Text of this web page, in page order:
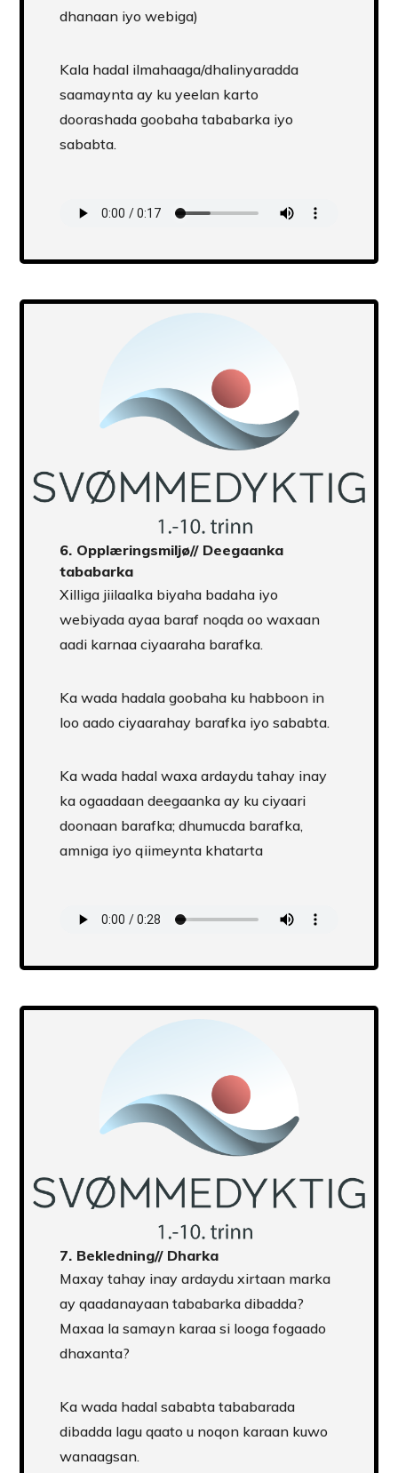
dhanaan iyo webiga)
Kala hadal ilmahaaga/dhalinyaradda
saamaynta ay ku yeelan karto
doorashada goobaha tababarka iyo
sababta.
6. Opplæringsmiljø// Deegaanka
tababarka
Xilliga jiilaalka biyaha badaha iyo
webiyada ayaa baraf noqda oo waxaan
aadi karnaa ciyaaraha barafka.
Ka wada hadala goobaha ku habboon in
loo aado ciyaarahay barafka iyo sababta.
Ka wada hadal waxa ardaydu tahay inay
ka ogaadaan deegaanka ay ku ciyaari
doonaan barafka; dhumucda barafka,
amniga iyo qiimeynta khatarta
7. Bekledning// Dharka
Maxay tahay inay ardaydu xirtaan marka
ay qaadanayaan tababarka dibadda?
Maxaa la samayn karaa si looga fogaado
dhaxanta?
Ka wada hadal sababta tababarada
dibadda lagu qaato u noqon karaan kuwo
wanaagsan.